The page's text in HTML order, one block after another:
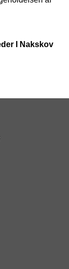
I Nakskov